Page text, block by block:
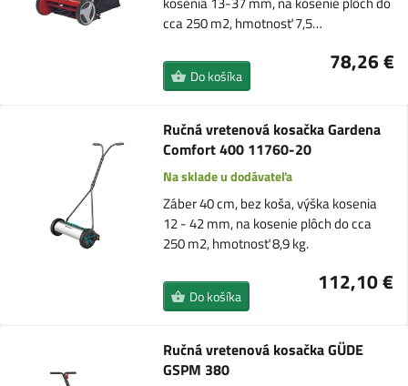
cca 250 m2, hmotnosť 7,5…
78,26 €
Do košíka
Ručná vretenová kosačka Gardena
Comfort 400 11760-20
Na sklade u dodávateľa
Záber 40 cm, bez koša, výška kosenia
12 - 42 mm, na kosenie plôch do cca
250 m2, hmotnosť 8,9 kg.
112,10 €
Do košíka
Ručná vretenová kosačka GÜDE
GSPM 380